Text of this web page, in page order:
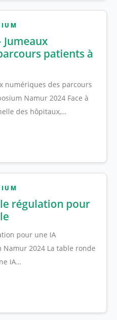
Jumeaux
patients à
numériques des parcours
Namur 2024 Face à
des hôpitaux,…
régulation pour
pour une IA
Namur 2024 La table ronde
IA…